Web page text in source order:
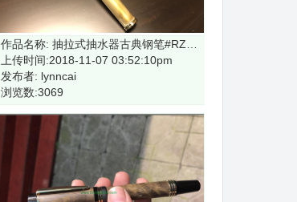
上传时间:2018-11-07 03:52:10pm
发布者: lynncai
浏览数:3069